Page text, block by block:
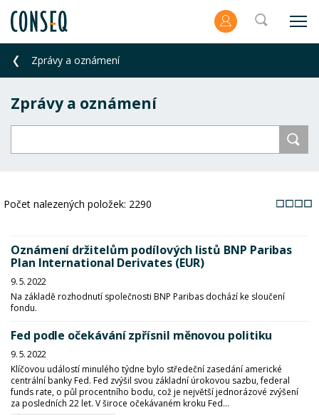
Zprávy a oznámení
Zprávy a oznámení
Počet nalezených položek: 2290
Oznámení držitelům podílových listů BNP Paribas
Plan International Derivates (EUR)
9. 5. 2022
Na základě rozhodnutí společnosti BNP Paribas dochází ke sloučení
fondu.
Fed podle očekávání zpřísnil měnovou politiku
9. 5. 2022
Klíčovou událostí minulého týdne bylo středeční zasedání americké
centrální banky Fed. Fed zvýšil svou základní úrokovou sazbu, federal
funds rate, o půl procentního bodu, což je největší jednorázové zvýšení
za posledních 22 let. V široce očekávaném kroku Fed...